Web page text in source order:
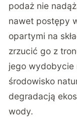
podaż nie
nawet postępy
opartymi na
zrzucić go z
jego wydobycie
środowisko
degradacją
wody.